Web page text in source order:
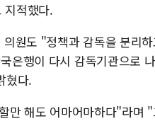
지적했다.
원도 "정책과 감독을 분리
은행이 다시 감독기관으로
혔다.
만 해도 어마어마하다"라며